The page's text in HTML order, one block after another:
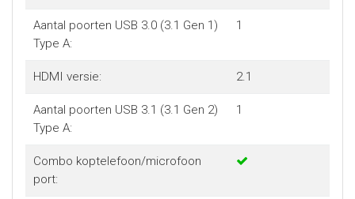
Aantal poorten USB 3.0 (3.1 Gen 1)
Type A:
1
HDMI versie: 2.1
Aantal poorten USB 3.1 (3.1 Gen 2)
Type A:
1
Combo koptelefoon/microfoon
port: